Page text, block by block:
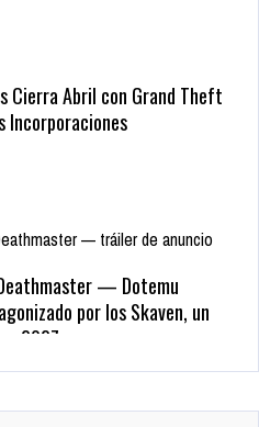
Incorporaciones
— Dotemu
por los Skaven, un
2027
3.0 llega a Steam el 17 de
1.5